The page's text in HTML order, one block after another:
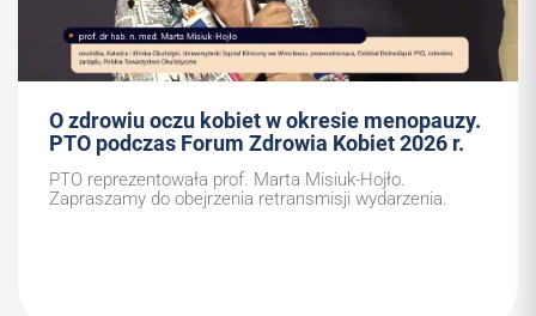
O zdrowiu oczu kobiet w okresie menopauzy.
PTO podczas Forum Zdrowia Kobiet 2026 r.
PTO reprezentowała prof. Marta Misiuk-Hojło.
Zapraszamy do obejrzenia retransmisji wydarzenia.